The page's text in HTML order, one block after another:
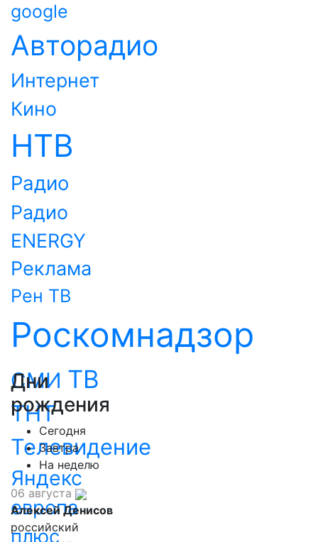
google
Авторадио
Интернет
Кино
НТВ
Радио
Радио
ENERGY
Реклама
Рен ТВ
Роскомнадзор
СМИ ТВ
ТНТ
Телевидение
Яндекс
европа
плюс
Дни
рождения
Сегодня
Завтра
На неделю
06 августа
Алексей Денисов
российский